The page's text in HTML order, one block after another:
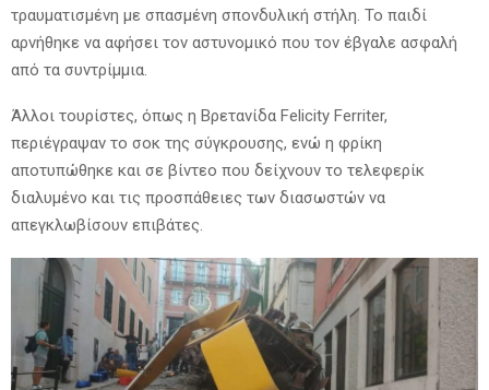
τραυματισμένη με σπασμένη σπονδυλική στήλη. Το παιδί
αρνήθηκε να αφήσει τον αστυνομικό που τον έβγαλε ασφαλή
από τα συντρίμμια.
Άλλοι τουρίστες, όπως η Βρετανίδα Felicity Ferriter,
περιέγραψαν το σοκ της σύγκρουσης, ενώ η φρίκη
αποτυπώθηκε και σε βίντεο που δείχνουν το τελεφερίκ
διαλυμένο και τις προσπάθειες των διασωστών να
απεγκλωβίσουν επιβάτες.